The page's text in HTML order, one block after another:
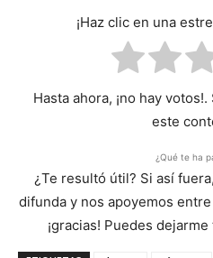
¡Haz clic en una
Hasta ahora, ¡no hay
este
¿Qué te ha
¿Te resultó útil? Si así
difunda y nos apoyemos
¡gracias! Puedes